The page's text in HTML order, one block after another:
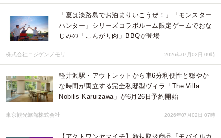
「夏は淡路島でお泊まりいこうぜ！」「モンスター
ハンター」シリーズコラボルーム限定ゲームでおな
じみの「こんがり肉」BBQが登場
株式会社ニジゲンノモリ 2026年07月02日 09時
軽井沢駅・アウトレットから車6分利便性と穏やか
な時間が両立する完全私邸型ヴィラ「The Villa
Nobilis Karuizawa」が6月26日予約開始
東京観光旅館株式会社 2026年07月02日 07時
【アクトワンヤマイチ】新規取扱商品「モバイルカ